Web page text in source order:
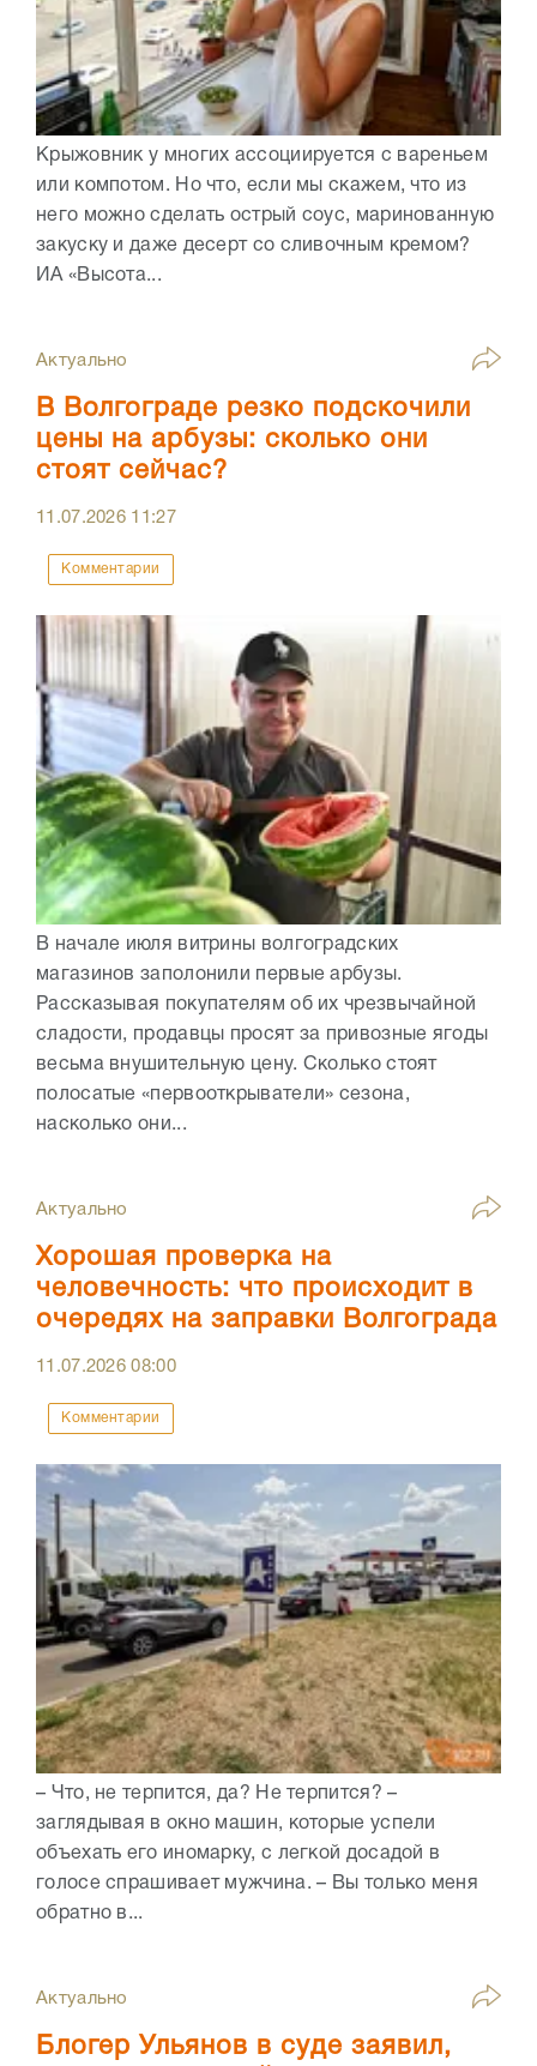
Крыжовник у многих ассоциируется с вареньем
или компотом. Но что, если мы скажем, что из
него можно сделать острый соус, маринованную
закуску и даже десерт со сливочным кремом?
ИА «Высота...
Актуально
В Волгограде резко подскочили
цены на арбузы: сколько они
стоят сейчас?
11.07.2026 11:27
Комментарии
В начале июля витрины волгоградских
магазинов заполонили первые арбузы.
Рассказывая покупателям об их чрезвычайной
сладости, продавцы просят за привозные ягоды
весьма внушительную цену. Сколько стоят
полосатые «первооткрыватели» сезона,
насколько они...
Актуально
Хорошая проверка на
человечность: что происходит в
очередях на заправки Волгограда
11.07.202608:00
Комментарии
– Что, не терпится, да? Не терпится? –
заглядывая в окно машин, которые успели
объехать его иномарку, с легкой досадой в
голосе спрашивает мужчина. – Вы только меня
обратно в...
Актуально
Блогер Ульянов в суде заявил,